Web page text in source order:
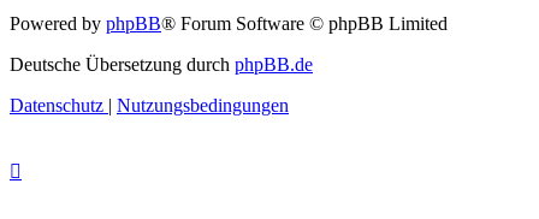
Powered by phpBB® Forum Software © phpBB Limited
Deutsche Übersetzung durch phpBB.de
Datenschutz | Nutzungsbedingungen